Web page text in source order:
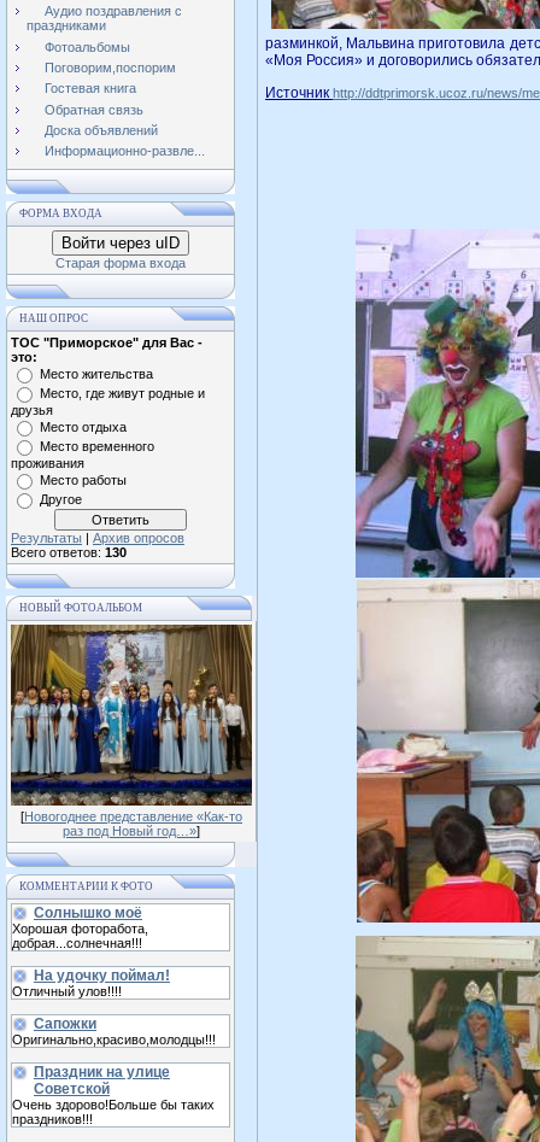
Аудио поздравления с
праздниками
Фотоальбомы
Поговорим,поспорим
Гостевая книга
Обратная связь
Доска объявлений
Информационно-развле...
ФОРМА ВХОДА
Войти через uID
Старая форма входа
НАШ ОПРОС
ТОС "Приморское" для Вас -
это:
Место жительства
Место, где живут родные и
друзья
Место отдыха
Место временного
проживания
Место работы
Другое
Результаты | Архив опросов
Всего ответов: 130
НОВЫЙ ФОТОАЛЬБОМ
[Новогоднее представление «Как-то
раз под Новый год…»]
КОММЕНТАРИИ К ФОТО
Солнышко моё
Хорошая фоторабота,
добрая...солнечная!!!
На удочку поймал!
Отличный улов!!!!
Сапожки
Оригинально,красиво,молодцы!!!
Праздник на улице
Советской
Очень здорово!Больше бы таких
праздников!!!
разминкой, Мальвина приготовила
«Моя Россия» и договорились
Источник http://ddtprimorsk.ucoz.ru/news/